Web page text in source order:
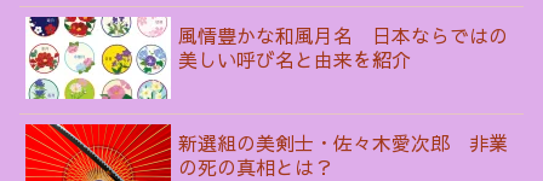
風情豊かな和風月名 日本ならではの
美しい呼び名と由来を紹介
新選組の美剣士・佐々木愛次郎 非業
の死の真相とは？